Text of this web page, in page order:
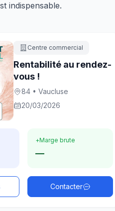
indispensable.
Centre commercial
Rentabilité au rendez-
vous !
84 • Vaucluse
20/03/2026
+Marge brute
—
Contacter